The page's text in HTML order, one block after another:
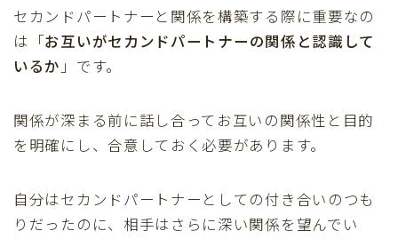
セカンドパートナーと関係を構築する際に重要なの
は「お互いがセカンドパートナーの関係と認識して
いるか 」です。
関係が深まる前に話し合ってお互いの関係性と目的
を明確にし、合意しておく必要があります。
自分はセカンドパートナーとしての付き合いのつも
りだったのに、相手はさらに深い関係を望んでい